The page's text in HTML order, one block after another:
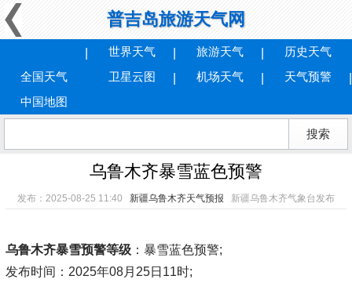
普吉岛旅游天气网
全国天气
世界天气 旅游天气
历史天气
卫星云图
机场天气
天气预警
中国地图
乌鲁木齐暴雪蓝色预警
发布：2025-08-25 11:40 新疆乌鲁木齐天气预报 新疆乌鲁木齐气象台发布
乌鲁木齐暴雪预警等级：暴雪蓝色预警;
发布时间 ：2025年08月25日11时;